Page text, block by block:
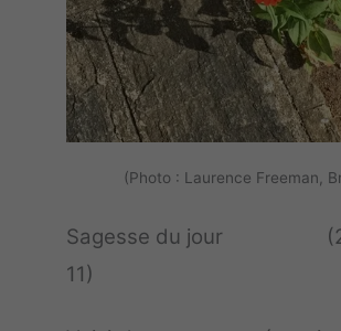
(Photo : Laurence Freeman,
Sagesse du jour
11)